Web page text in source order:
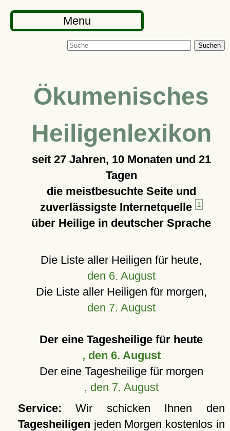
Menu
Suchen
Ökumenisches
Heiligenlexikon
seit 27 Jahren, 10 Monaten und 21
Tagen
die meistbesuchte Seite und
zuverlässigste Internetquelle
1
über Heilige in deutscher Sprache
Die Liste aller Heiligen für heute,
den 6. August
Die Liste aller Heiligen für morgen,
den 7. August
Der eine Tagesheilige für heute
, den 6. August
Der eine Tagesheilige für morgen
, den 7. August
Service: Wir schicken Ihnen den
Tagesheiligen jeden Morgen kostenlos in